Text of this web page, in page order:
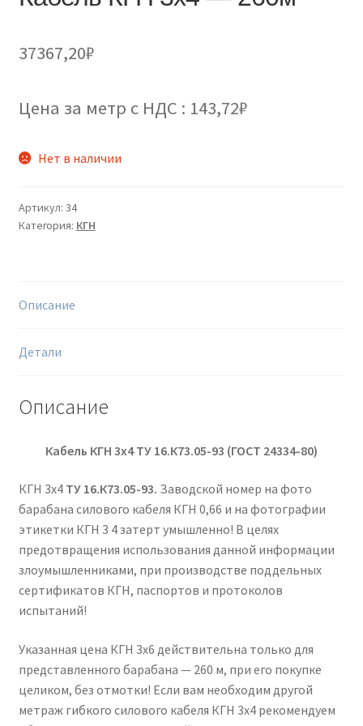
37367,20₽
Цена за метр с НДС : 143,72₽
Нет в наличии
Артикул: 34
Категория: КГН
Описание
Детали
Описание
Кабель КГН 3х4ТУ 16.К73.05-93 (ГОСТ 24334-80)
КГН 3х4 ТУ 16.К73.05-93. Заводской номер на фото
барабана силового кабеля КГН 0,66 и на фотографии
этикетки КГН 3 4 затерт умышленно! В целях
предотвращения использования данной информации
злоумышленниками, при производстве поддельных
сертификатов КГН, паспортов и протоколов
испытаний!
Указанная цена КГН 3х6 действительна только для
представленного барабана — 260 м, при его покупке
целиком, без отмотки! Если вам необходим другой
метраж гибкого силового кабеля КГН 3х4 рекомендуем